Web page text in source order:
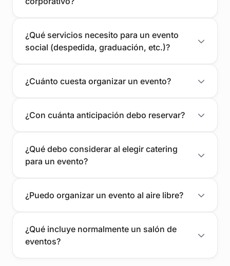
¿Qué servicios necesito para un evento
social (despedida, graduación, etc.)?
¿Cuánto cuesta organizar un evento?
¿Con cuánta anticipación debo reservar?
¿Qué debo considerar al elegir catering
para un evento?
¿Puedo organizar un evento al aire libre?
¿Qué incluye normalmente un salón de
eventos?